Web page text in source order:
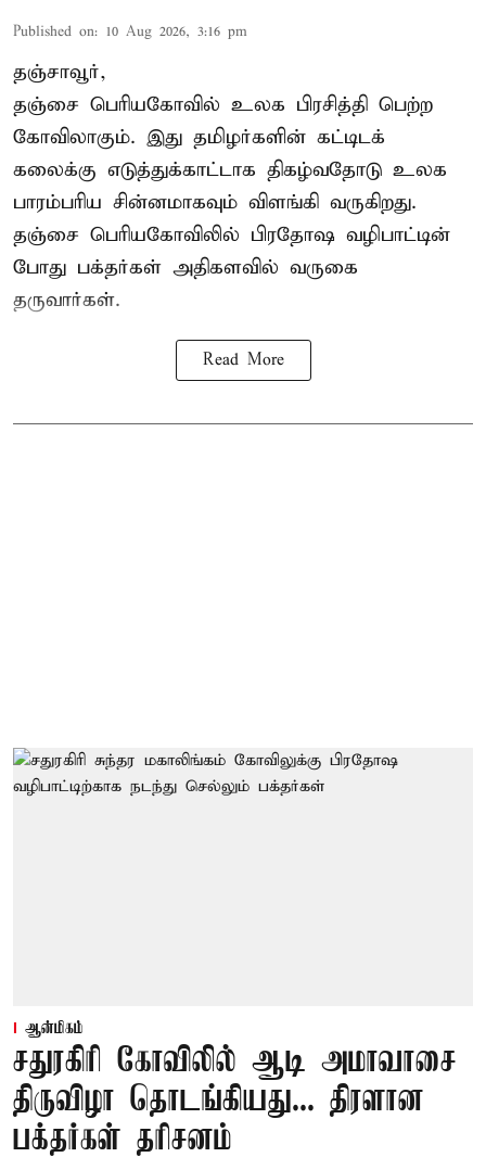
Published on: 10 Aug 2026, 3:16 pm
தஞ்சாவூர்,
தஞ்சை பெரியகோவில் உலக பிரசித்தி பெற்ற
கோவிலாகும். இது தமிழர்களின் கட்டிடக்
கலைக்கு எடுத்துக்காட்டாக திகழ்வதோடு உலக
பாரம்பரிய சின்னமாகவும் விளங்கி வருகிறது.
தஞ்சை பெரியகோவிலில் பிரதோஷ வழிபாட்டின்
போது பக்தர்கள் அதிகளவில் வருகை
தருவார்கள்.
Read More
ஆன்மிகம்
சதுரகிரி கோவிலில் ஆடி அமாவாசை
திருவிழா தொடங்கியது... திரளான
பக்தர்கள் தரிசனம்